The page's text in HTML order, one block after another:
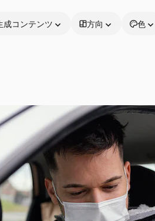
成コンテンツ 方向 色
くためのプラ
、企業、代理
上が利用して
Spaces
AI アシスタント
AI 画像生成ツール